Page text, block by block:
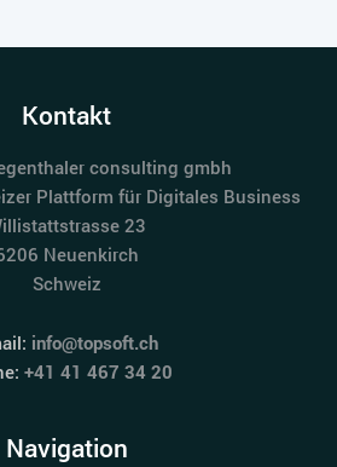
Kontakt
consulting gmbh
Plattform für Digitales Business
23
Neuenkirch
Schweiz
info@topsoft.ch
+41 41 467 34 20
Navigation